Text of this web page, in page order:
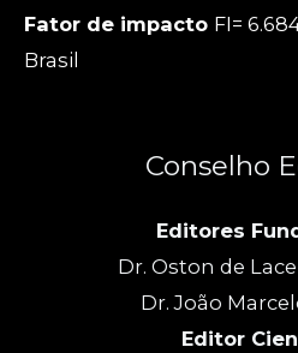
Fator de impacto FI=
Brasil
Conselho
Editores
Dr. Oston de
Dr. João
Editor